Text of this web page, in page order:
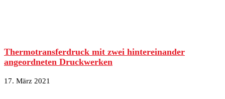
Thermotransferdruck mit zwei hintereinander
angeordneten Druckwerken
17. März 2021